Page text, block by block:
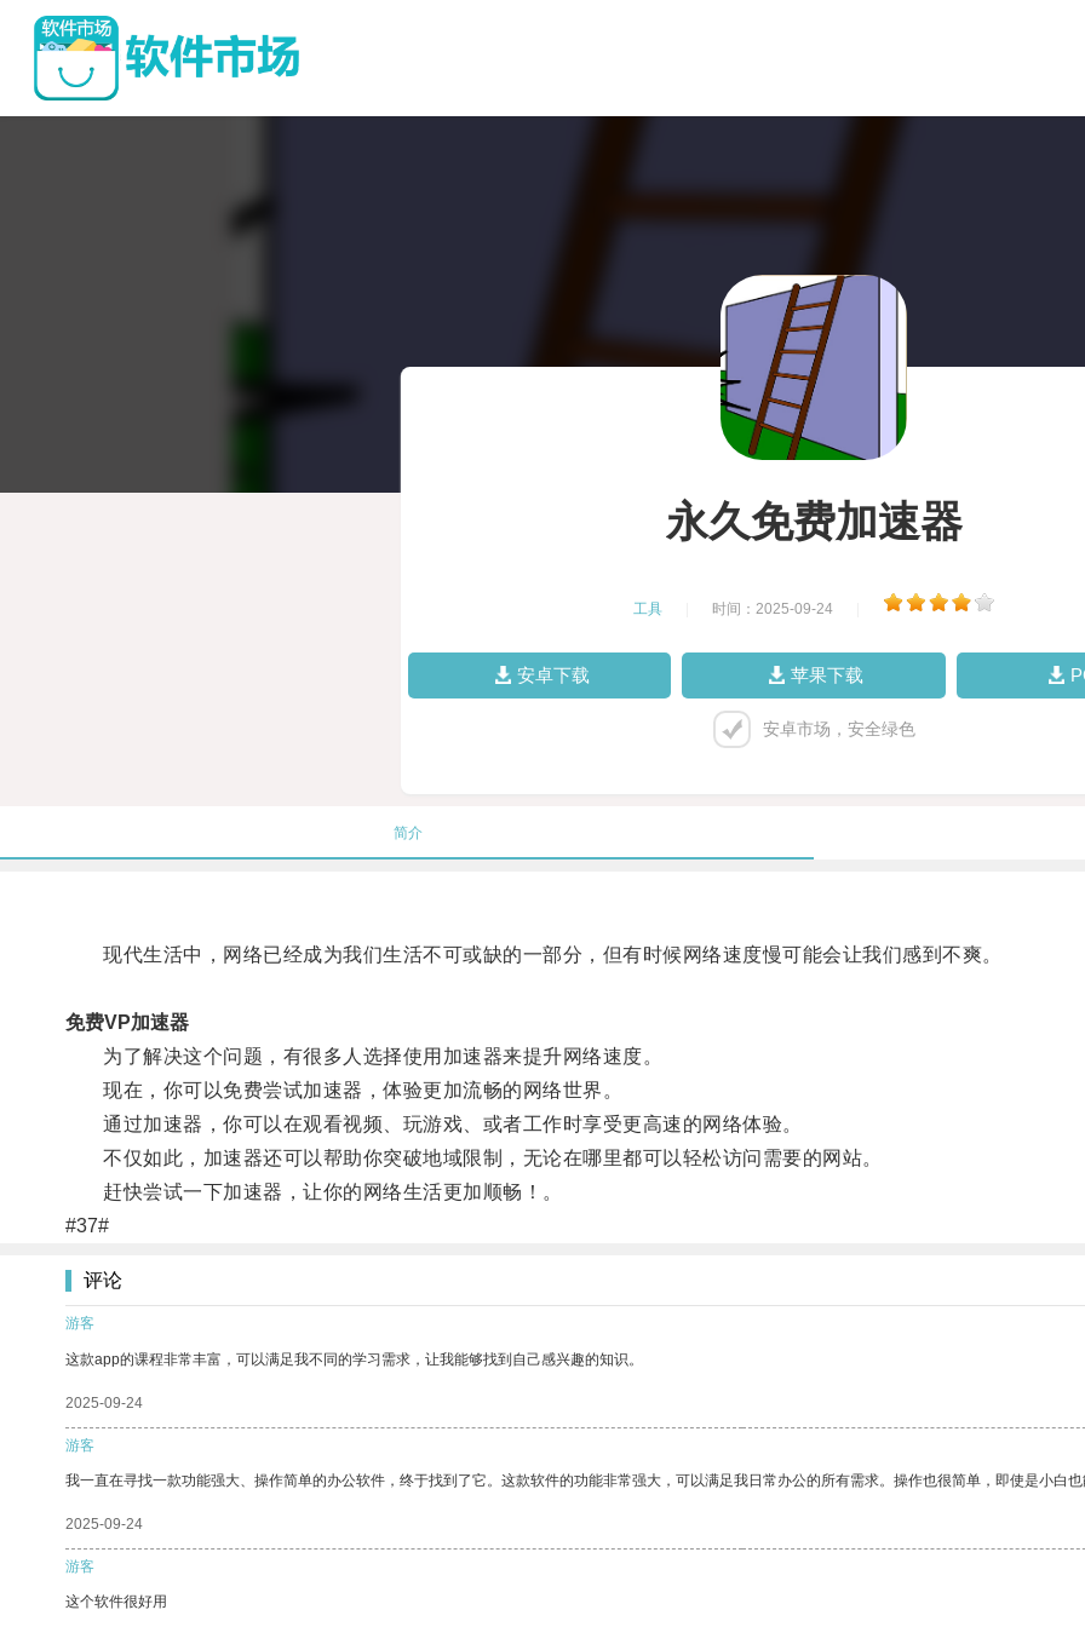
永久免费加速器
工具 时间：2025-09-24
安卓下载 苹果下载
安卓市场，安全绿色
简介
现代生活中，网络已经成为我们生活不可或缺的一部分，但有时候网络速度慢可能会让我们感到不爽。
免费VP加速器
为了解决这个问题，有很多人选择使用加速器来提升网络速度。
现在，你可以免费尝试加速器，体验更加流畅的网络世界。
通过加速器，你可以在观看视频、玩游戏、或者工作时享受更高速的网络体验。
不仅如此，加速器还可以帮助你突破地域限制，无论在哪里都可以轻松访问需要的网站。
赶快尝试一下加速器，让你的网络生活更加顺畅！。
#37#
评论
游客
这款app的课程非常丰富，可以满足我不同的学习需求，让我能够找到自己感兴趣的知识。
2025-09-24
游客
我一直在寻找一款功能强大、操作简单的办公软件，终于找到了它。这款软件的功能非常强大，可以满足我日常办公的所有需求。操作也很简单，即使是小白也
2025-09-24
游客
这个软件很好用